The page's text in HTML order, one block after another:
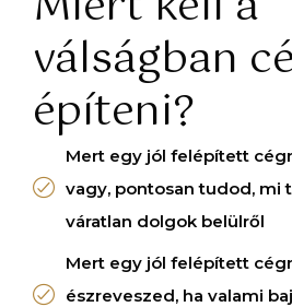
válságban
építeni?
Mert egy jól felépített
vagy, pontosan tudod, mi
váratlan dolgok belülről
Mert egy jól felépített
észreveszed, ha valami